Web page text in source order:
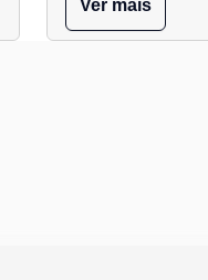
Ver mais